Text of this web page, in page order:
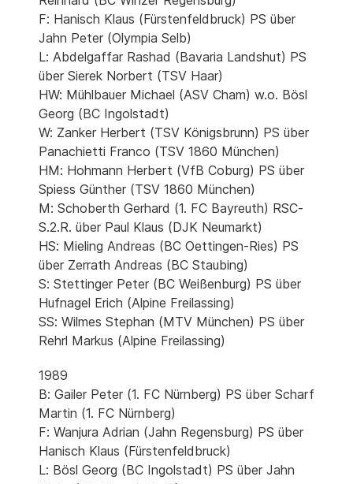
F: Hanisch Klaus (Fürstenfeldbruck) PS über
Jahn Peter (Olympia Selb)
L: Abdelgaffar Rashad (Bavaria Landshut) PS
über Sierek Norbert (TSV Haar)
HW: Mühlbauer Michael (ASV Cham) w.o. Bösl
Georg (BC Ingolstadt)
W: Zanker Herbert (TSV Königsbrunn) PS über
Panachietti Franco (TSV 1860 München)
HM: Hohmann Herbert (VfB Coburg) PS über
Spiess Günther (TSV 1860 München)
M: Schoberth Gerhard (1. FC Bayreuth) RSC-
S.2.R. über Paul Klaus (DJK Neumarkt)
HS: Mieling Andreas (BC Oettingen-Ries) PS
über Zerrath Andreas (BC Staubing)
S: Stettinger Peter (BC Weißenburg) PS über
Hufnagel Erich (Alpine Freilassing)
SS: Wilmes Stephan (MTV München) PS über
Rehrl Markus (Alpine Freilassing)
1989
B: Gailer Peter (1. FC Nürnberg) PS über Scharf
Martin (1. FC Nürnberg)
F: Wanjura Adrian (Jahn Regensburg) PS über
Hanisch Klaus (Fürstenfeldbruck)
L: Bösl Georg (BC Ingolstadt) PS über Jahn